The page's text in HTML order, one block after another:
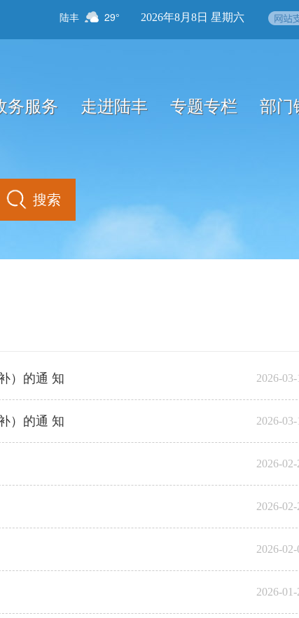
陆丰 29° 2026年8月8日 星期六
务服务 走进陆丰 专题专栏 部门
）的通 知 2026-
）的通 知 2026-
2026-
2026-
2026-
2026-